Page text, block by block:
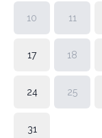
10 11
17 18
24 25
31